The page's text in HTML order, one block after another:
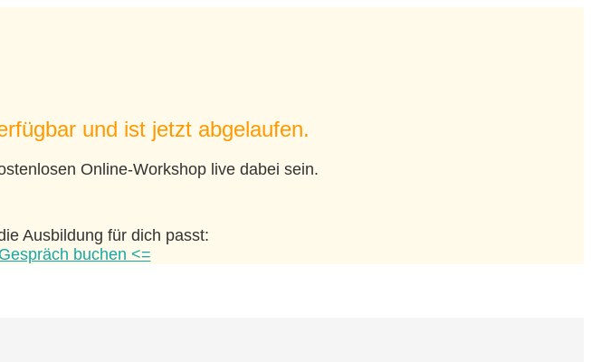
und ist jetzt abgelaufen.
Online-Workshop live dabei sein.
Ausbildung für dich passt:
buchen <=